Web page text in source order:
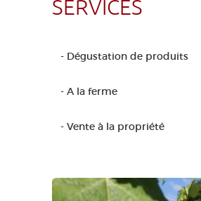
SERVICES
- Dégustation de produits
- A la ferme
- Vente à la propriété